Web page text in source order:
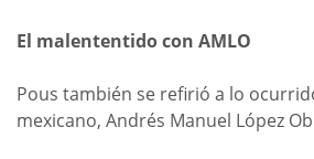
El malententido con AMLO
Pous también se refirió a lo
mexicano, Andrés Manuel López